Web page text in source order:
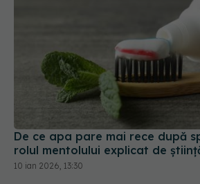
De ce apa pare mai rece după
rolul mentolului explicat de